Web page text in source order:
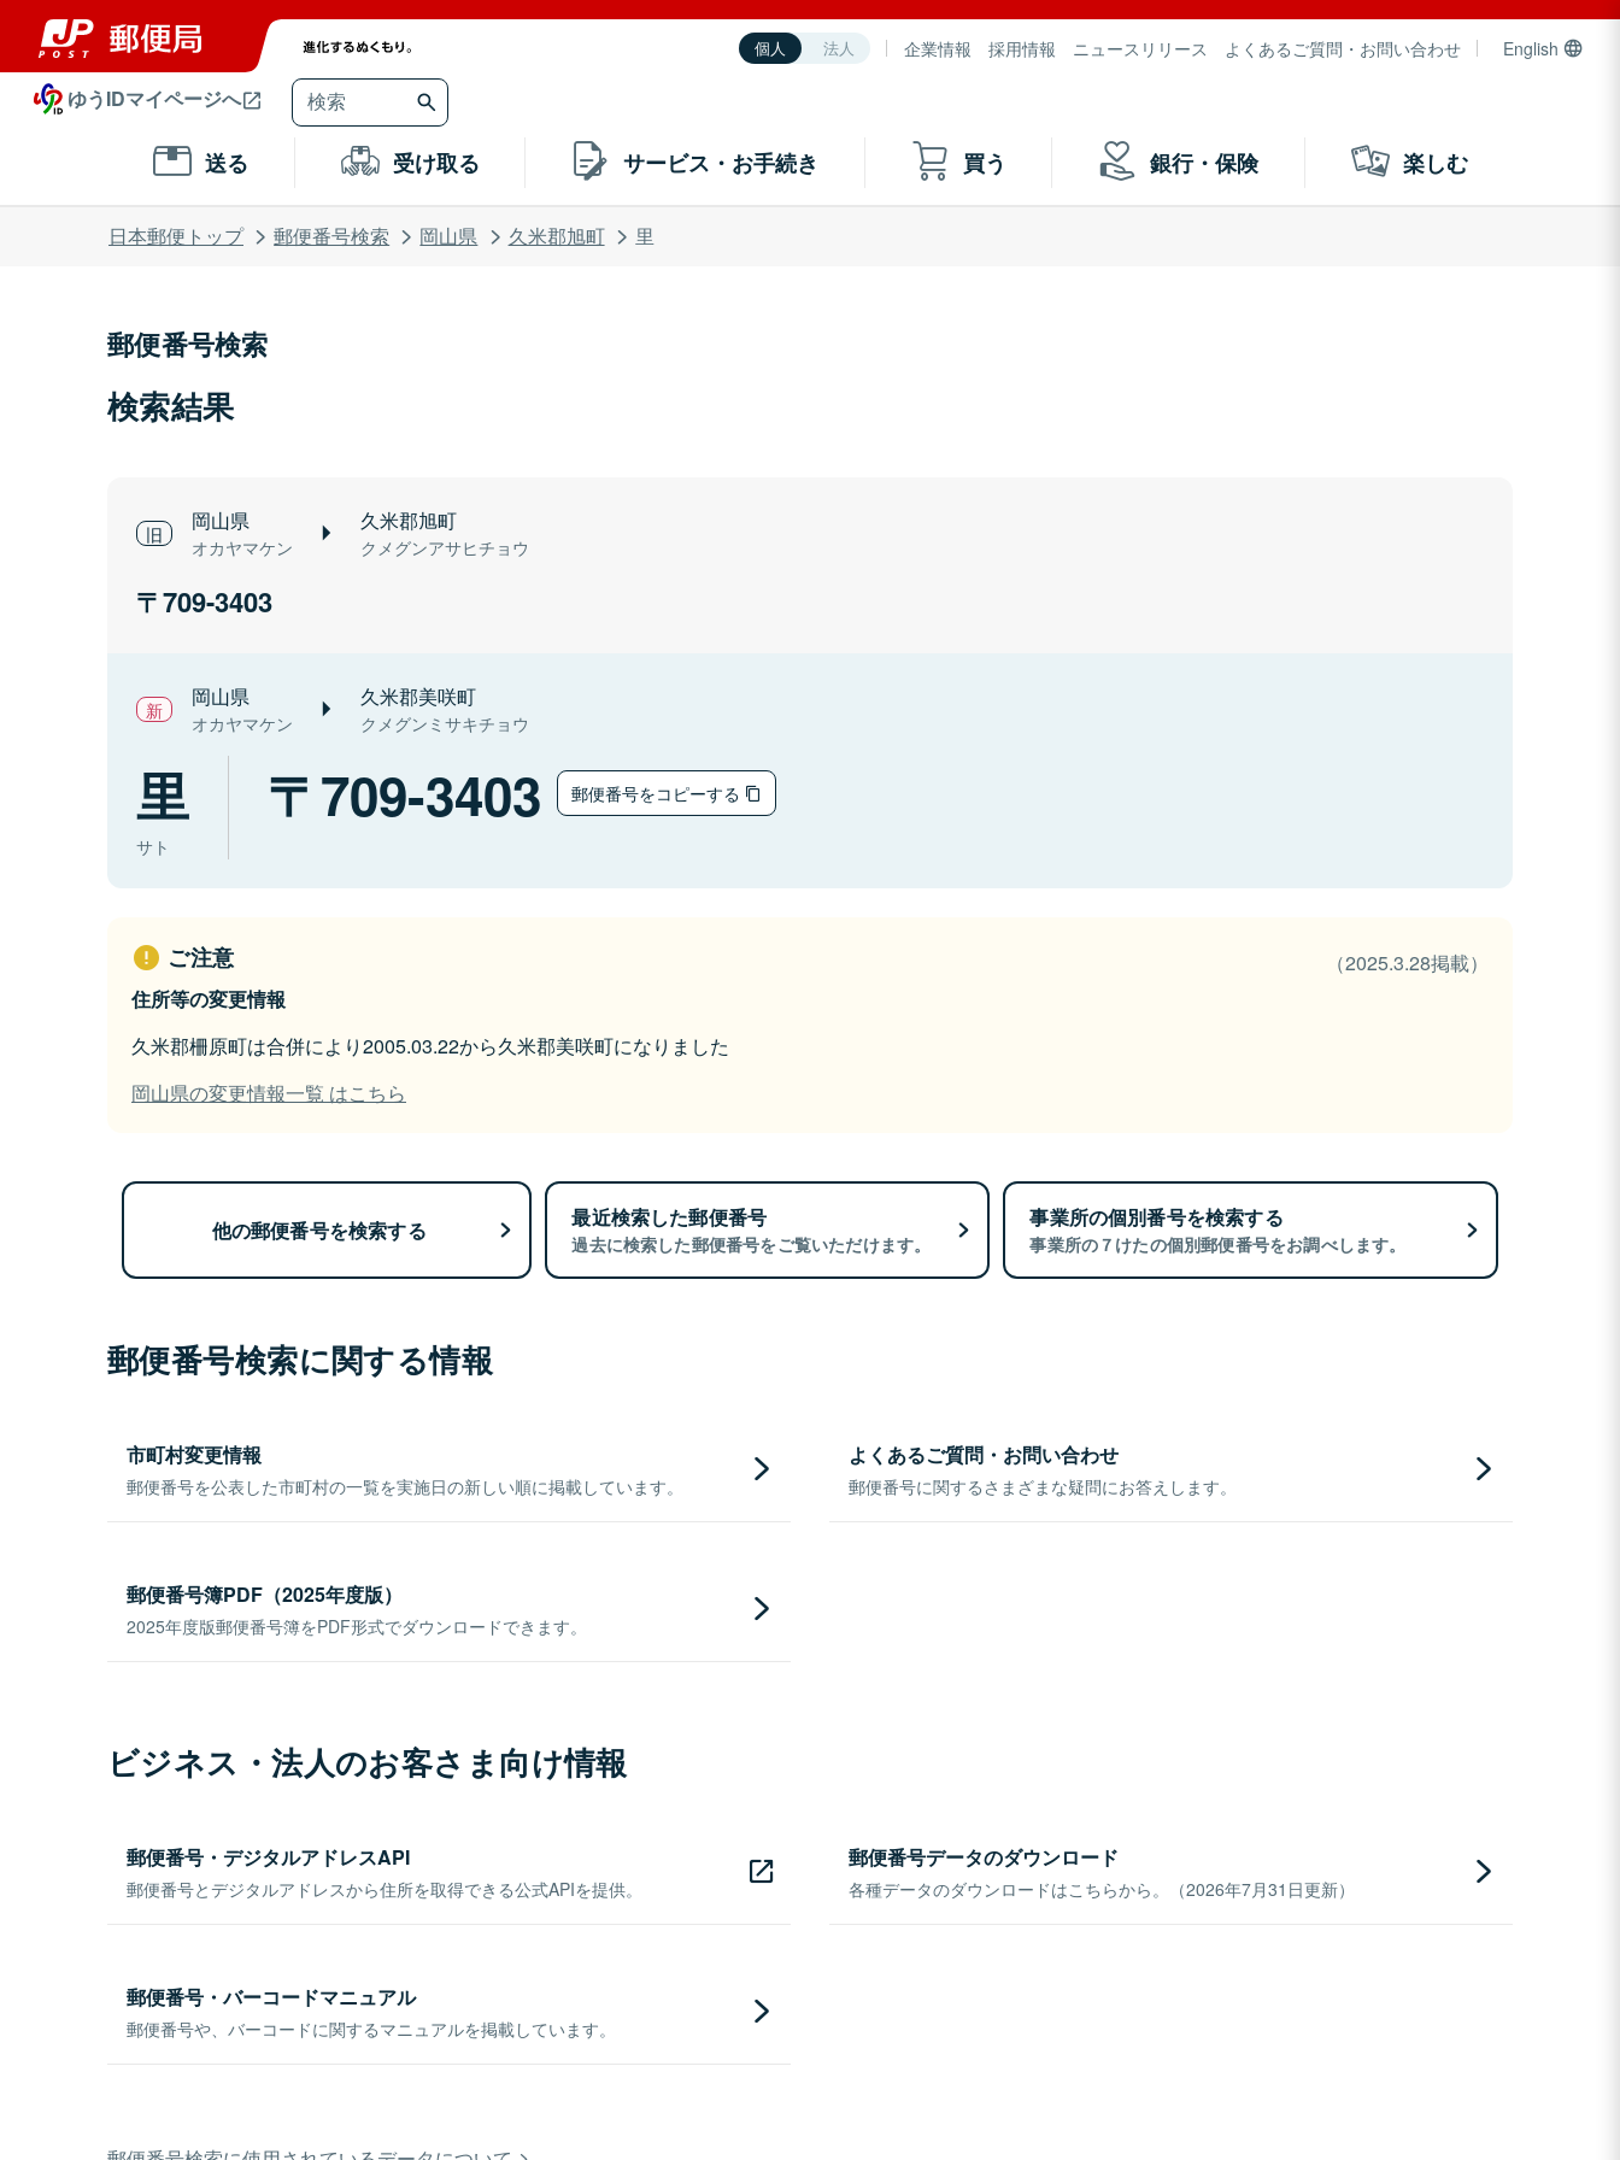
個人 法人 企業情報 採用情報 ニュースリリース よくあるご質問・お問い合わせ English
ゆうIDマイページへ
送る 受け取る サービス・お手続き 買う 銀行・保険 楽しむ
日本郵便トップ 郵便番号検索 岡山県 久米郡旭町 里
郵便番号検索
検索結果
岡山県
オカヤマケン
久米郡旭町
クメグンアサヒチョウ
709-3403
岡山県
オカヤマケン
久米郡美咲町
クメグンミサキチョウ
里
サト
709-3403 郵便番号をコピーする
ご注意
（2025.3.28掲載）
住所等の変更情報
久米郡柵原町は合併により2005.03.22から久米郡美咲町になりました
岡山県の変更情報一覧 はこちら
他の郵便番号を検索する 最近検索した郵便番号
過去に検索した郵便番号をご覧いただけます。
事業所の個別番号を検索する
事業所の７けたの個別郵便番号をお調べします。
郵便番号検索に関する情報
市町村変更情報
郵便番号を公表した市町村の一覧を実施日の新しい順に掲載しています。
よくあるご質問・お問い合わせ
郵便番号に関するさまざまな疑問にお答えします。
郵便番号簿PDF（2025年度版）
2025年度版郵便番号簿をPDF形式でダウンロードできます。
ビジネス・法人のお客さま向け情報
郵便番号・デジタルアドレスAPI
郵便番号とデジタルアドレスから住所を取得できる公式APIを提供。
郵便番号データのダウンロード
各種データのダウンロードはこちらから。（2026年7月31日更新）
郵便番号・バーコードマニュアル
郵便番号や、バーコードに関するマニュアルを掲載しています。